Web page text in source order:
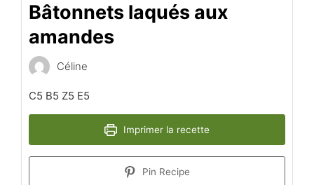
Bâtonnets laqués aux
amandes
Céline
C5 B5 Z5 E5
Imprimer la recette
Pin Recipe